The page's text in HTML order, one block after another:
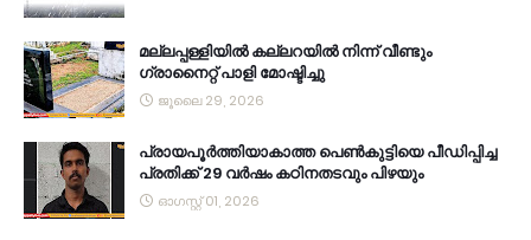
മല്ലപ്പള്ളിയിൽ കല്ലറയിൽ നിന്ന് വീണ്ടും
ഗ്രാനൈറ്റ് പാളി മോഷ്ടിച്ചു
ജൂലൈ 29, 2026
പ്രായപൂർത്തിയാകാത്ത പെൺകുട്ടിയെ പീഡിപ്പിച്ച
പ്രതിക്ക് 29 വർഷം കഠിനതടവും പിഴയും
ഓഗസ്റ്റ് 01, 2026